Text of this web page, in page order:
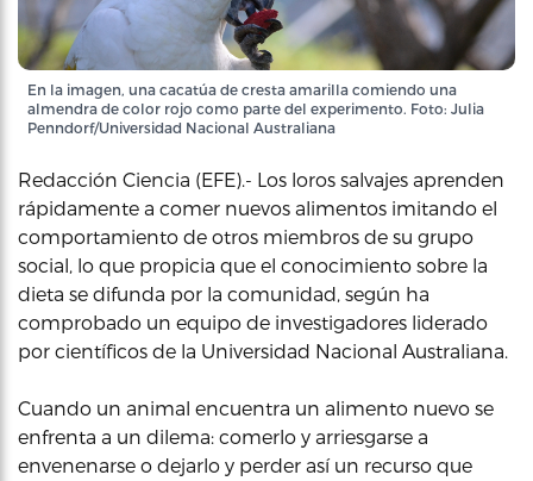
En la imagen, una cacatúa de cresta amarilla comiendo una
almendra de color rojo como parte del experimento. Foto: Julia
Penndorf/Universidad Nacional Australiana
Redacción Ciencia (EFE).- Los loros salvajes aprenden
rápidamente a comer nuevos alimentos imitando el
comportamiento de otros miembros de su grupo
social, lo que propicia que el conocimiento sobre la
dieta se difunda por la comunidad, según ha
comprobado un equipo de investigadores liderado
por científicos de la Universidad Nacional Australiana.
Cuando un animal encuentra un alimento nuevo se
enfrenta a un dilema: comerlo y arriesgarse a
envenenarse o dejarlo y perder así un recurso que